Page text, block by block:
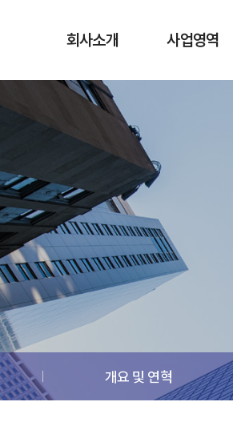
회사소개
인사말
개요 및 연혁
조직도
사업실적
사업영역
네트워크 구축 대행
네트워크 유지보수
CCTV 및 출입통제
개요 및 연혁